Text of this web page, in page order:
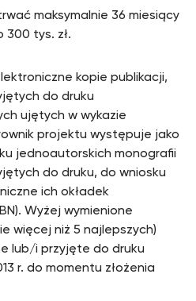
maksymalnie 36 miesiący
tys. zł.
kopie publikacji,
do druku
ujętych w wykazie
projektu występuje jako
jednoautorskich monografii
do druku, do wniosku
ich okładek
Wyżej wymienione
więcej niż 5 najlepszych)
lub/i przyjęte do druku
r. do momentu złożenia